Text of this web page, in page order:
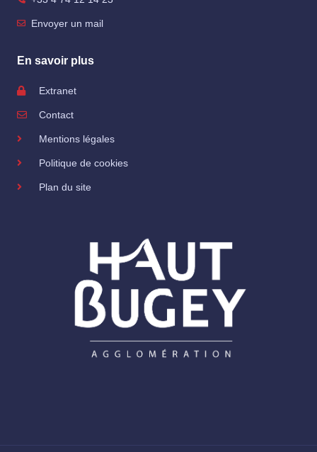
Envoyer un mail
En savoir plus
Extranet
Contact
Mentions légales
Politique de cookies
Plan du site